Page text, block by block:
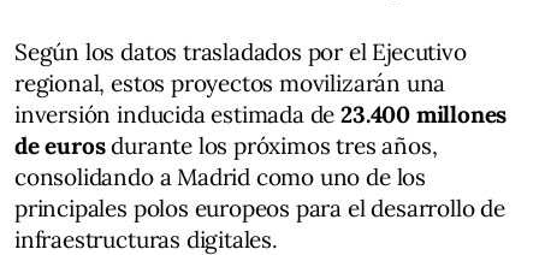
Según los datos trasladados por el Ejecutivo
regional, estos proyectos movilizarán una
inversión inducida estimada de 23.400 millones
de eurosdurante los próximos tres años,
consolidando a Madrid como uno de los
principales polos europeos para el desarrollo de
infraestructuras digitales.